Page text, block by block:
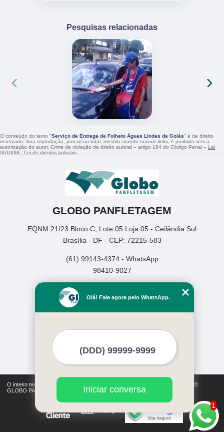
Pesquisas relacionadas
‹ ›
O conteúdo do texto "Serviço de Entrega de Folheto Águas Lindas de Goiás" é de direito
reservado. Sua reprodução, parcial ou total, mesmo citando nossos links, é proibida sem a
autorização do autor. Crime de violação de direito autoral – artigo 184 do Código Penal – Lei
9610/98 - Lei de direitos autorais.
GLOBO PANFLETAGEM
EQNM 21/23 Bloco C, Lote 05 Loja 05 - Ceilândia Sul
Brasília - DF - CEP: 72215-583
(61) 99143-4374 - WhatsApp
98410-9027
Empresa
Missão
Mapa do site
O inteiro teor deste site está sujeito à proteção de direitos autorais. Copyright©
GLOBO PANFLETAGEM (Lei 9610 de 19/02/1998)
1
Olá! Fale agora pelo WhatsApp.
Iniciar conversa